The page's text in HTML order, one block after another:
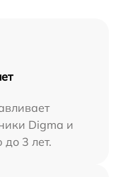
Digma и
до 3 лет.